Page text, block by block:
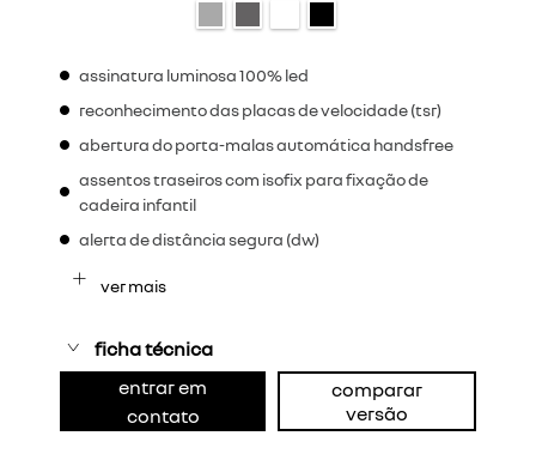
assinatura luminosa 100% led
reconhecimento das placas de velocidade (tsr)
abertura do porta-malas automática handsfree
assentos traseiros com isofix para fixação de
cadeira infantil
alerta de distância segura (dw)
ver mais
ficha técnica
entrar em
contato
comparar
versão